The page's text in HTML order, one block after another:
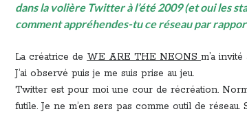
dans la volière Twitter à l’été 2009 (et oui les
comment appréhendes-tu ce réseau par
La créatrice de WE ARE THE NEONSm’a
J’ai observé puis je me suis prise au jeu.
Twitter est pour moi une cour de récréation.
futile. Je ne m’en sers pas comme outil de